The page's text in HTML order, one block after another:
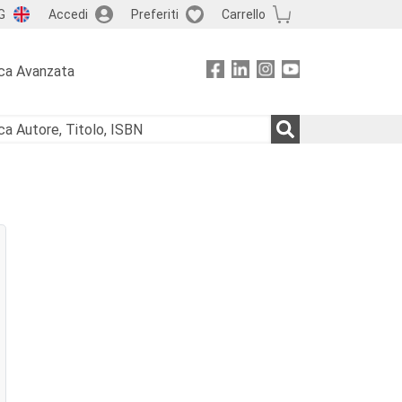
Accedi Preferiti Carrello
Avanzata